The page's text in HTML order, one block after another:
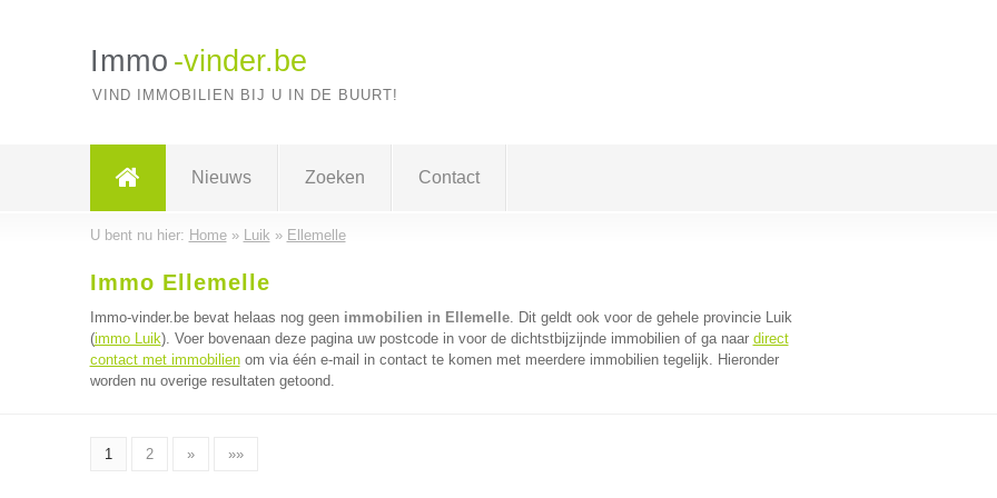
Immo -vinder.be
VIND IMMOBILIEN BIJ U IN DE BUURT!
Nieuws Zoeken Contact
U bent nu hier: Home» Luik » Ellemelle
Immo Ellemelle
Immo-vinder.be bevat helaas nog geen immobilien in Ellemelle. Dit geldt ook voor de gehele provincie Luik
(immo Luik). Voer bovenaan deze pagina uw postcode in voor de dichtstbijzijnde immobilien of ga naar direct
contact met immobilienom via één e-mail in contact te komen met meerdere immobilien tegelijk. Hieronder
worden nu overige resultaten getoond.
1 2 » »»